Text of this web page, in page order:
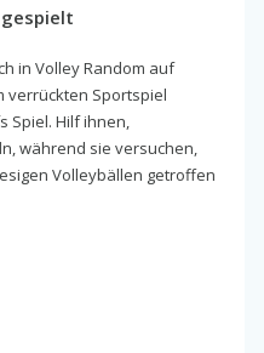
in Volley Random auf
verrückten Sportspiel
Spiel. Hilf ihnen,
während sie versuchen,
Volleybällen getroffen